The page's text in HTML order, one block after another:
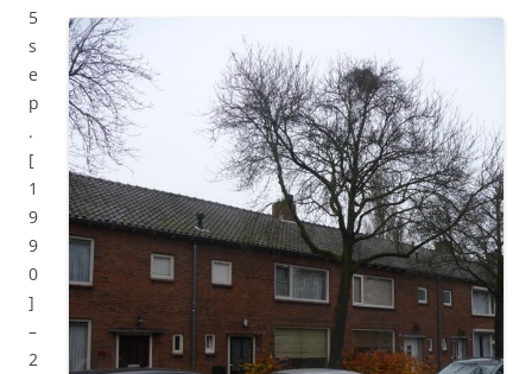
5
s
e
p
.
[
1
9
9
0
]
–
2